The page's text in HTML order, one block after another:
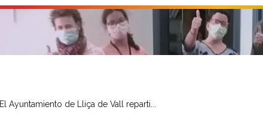
El Ayuntamiento de Lliça de Vall reparti...